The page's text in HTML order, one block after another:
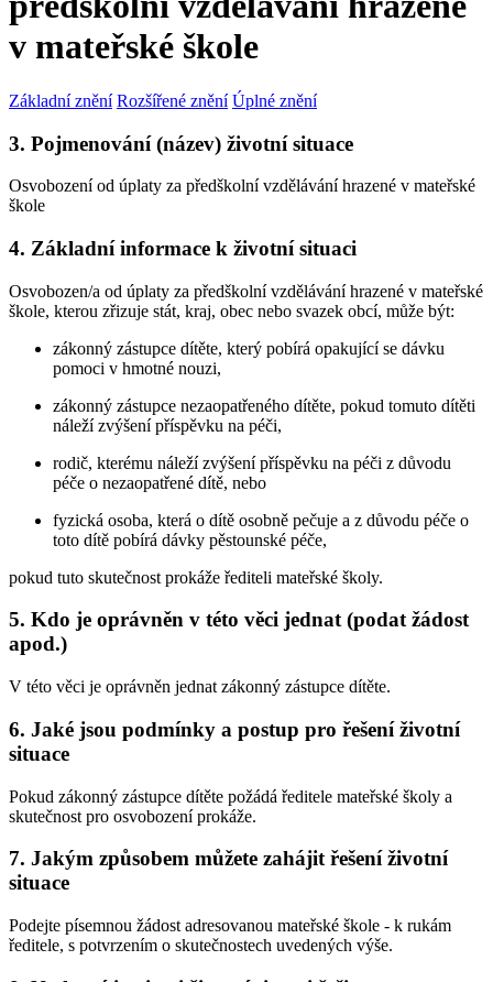
v mateřské škole
Základní znění Rozšířené znění Úplné znění
3. Pojmenování (název) životní situace
Osvobození od úplaty za předškolní vzdělávání hrazené v mateřské
škole
4. Základní informace k životní situaci
Osvobozen/a od úplaty za předškolní vzdělávání hrazené v mateřské
škole, kterou zřizuje stát, kraj, obec nebo svazek obcí, může být:
zákonný zástupce dítěte, který pobírá opakující se dávku
pomoci v hmotné nouzi,
zákonný zástupce nezaopatřeného dítěte, pokud tomuto dítěti
náleží zvýšení příspěvku na péči,
rodič, kterému náleží zvýšení příspěvku na péči z důvodu
péče o nezaopatřené dítě, nebo
fyzická osoba, která o dítě osobně pečuje a z důvodu péče o
toto dítě pobírá dávky pěstounské péče,
pokud tuto skutečnost prokáže řediteli mateřské školy.
5. Kdo je oprávněn v této věci jednat (podat žádost
apod.)
V této věci je oprávněn jednat zákonný zástupce dítěte.
6. Jaké jsou podmínky a postup pro řešení životní
situace
Pokud zákonný zástupce dítěte požádá ředitele mateřské školy a
skutečnost pro osvobození prokáže.
7. Jakým způsobem můžete zahájit řešení životní
situace
Podejte písemnou žádost adresovanou mateřské škole - k rukám
ředitele, s potvrzením o skutečnostech uvedených výše.